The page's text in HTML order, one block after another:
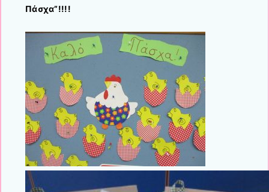
Πάσχα”!!!!